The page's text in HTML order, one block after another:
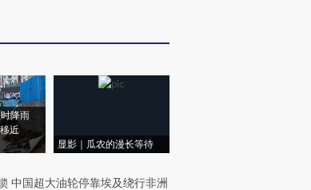
降雨
近
显影｜瓜农的漫长等待
中国超大油轮停靠埃及绕行非洲